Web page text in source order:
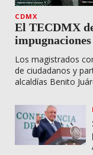
CDMX
El TECDMX
Los magistrados
de ciudadanos y
alcaldías Benito